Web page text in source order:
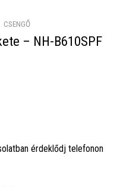
CSENGŐ
– NH-B610SPF
érdeklődj telefonon